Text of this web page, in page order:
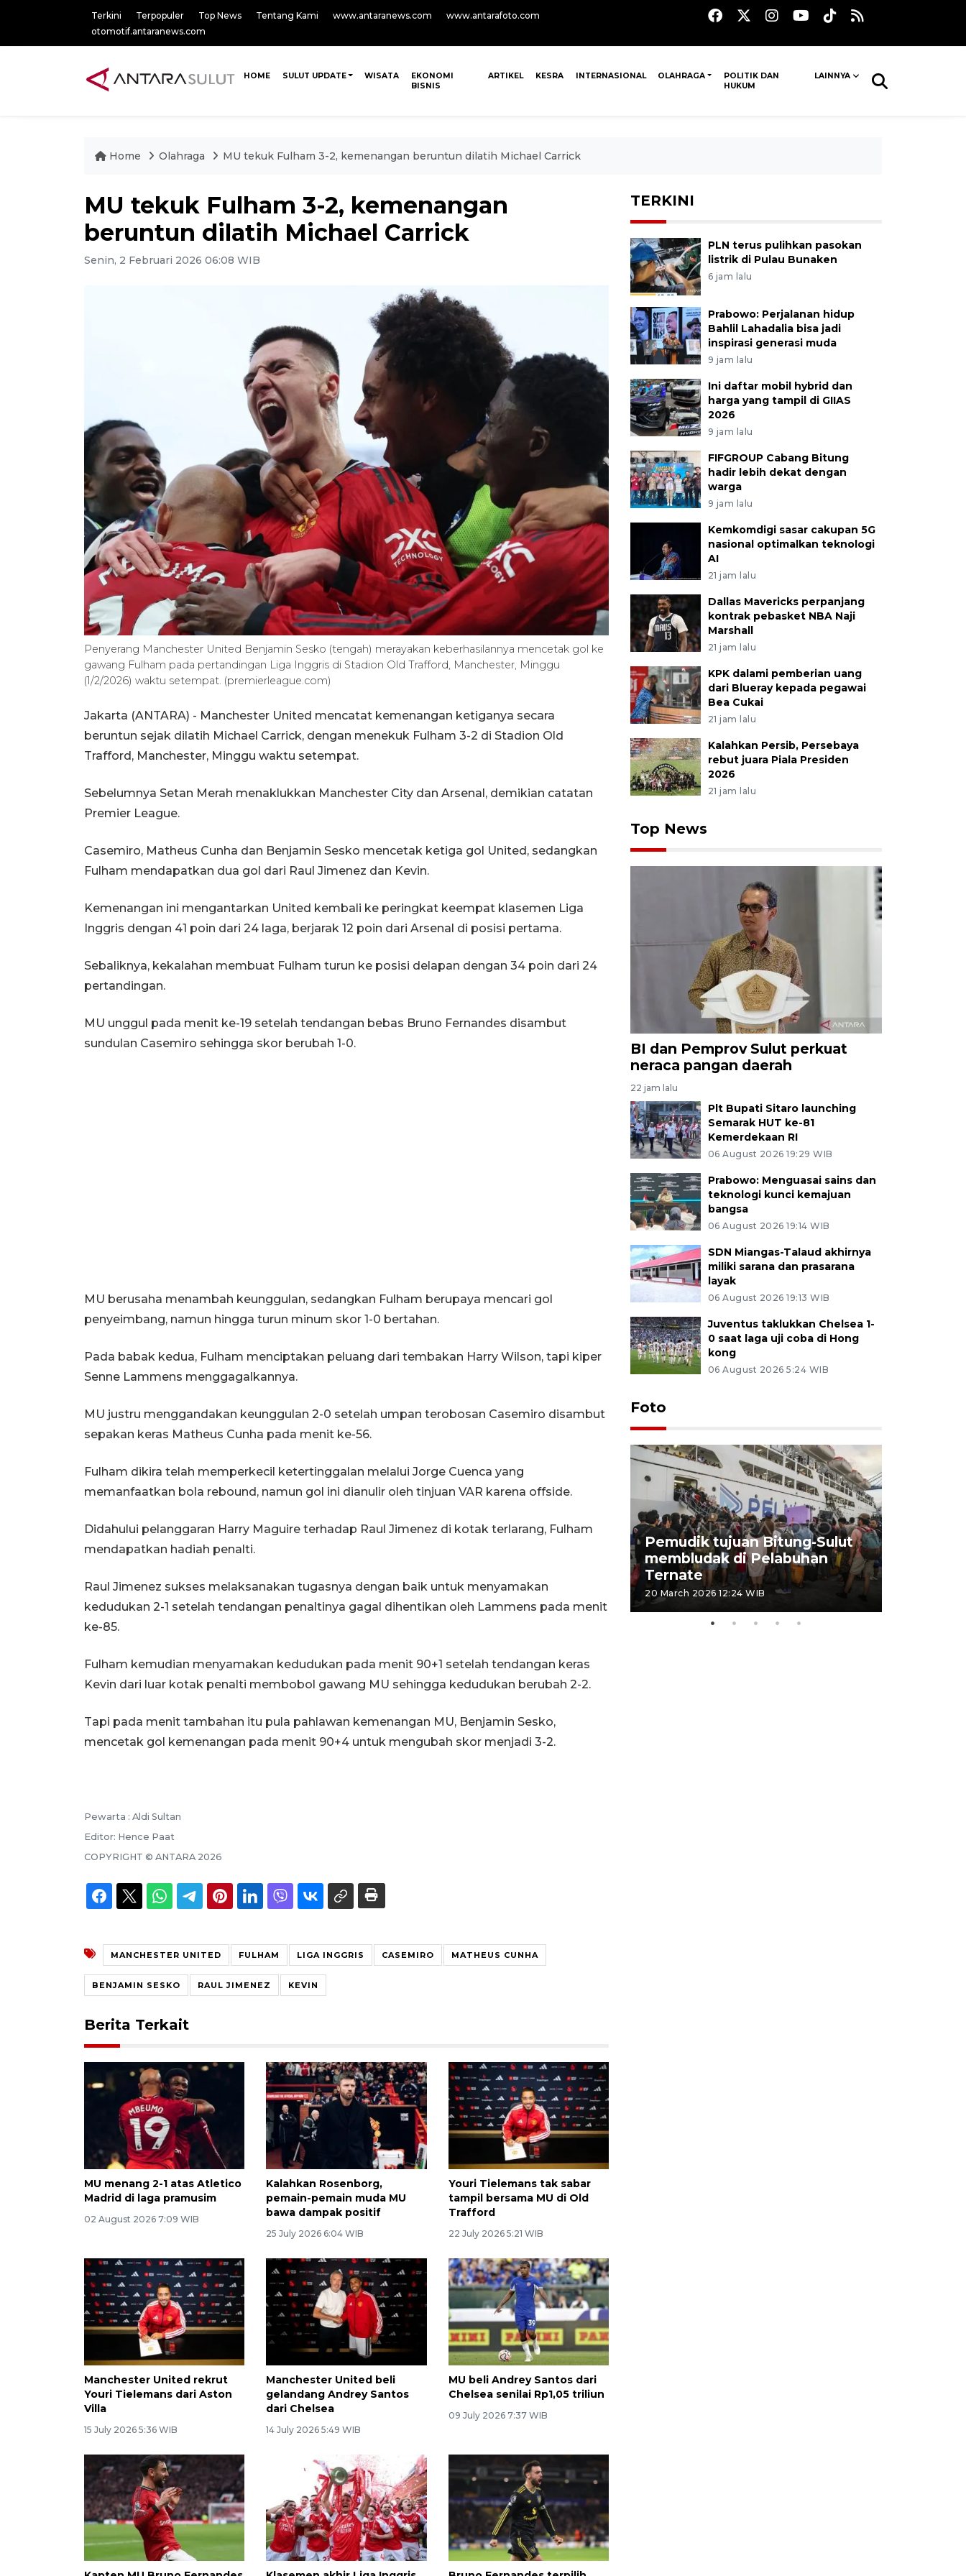
Terkini Terpopuler Top News Tentang Kami www.antaranews.com
www.antarafoto.com
otomotif.antaranews.com
HOME SULUT UPDATE WISATA
EKONOMI
BISNIS
ARTIKEL KESRA INTERNASIONAL OLAHRAGA
POLITIK DAN
HUKUM
LAINNYA
Home Olahraga MU tekuk Fulham 3-2, kemenangan beruntun dilatih Michael Carrick
MU tekuk Fulham 3-2, kemenangan
beruntun dilatih Michael Carrick
Senin, 2 Februari 2026 06:08 WIB
Penyerang Manchester United Benjamin Sesko (tengah) merayakan keberhasilannya mencetak gol ke
gawang Fulham pada pertandingan Liga Inggris di Stadion Old Trafford, Manchester, Minggu
(1/2/2026) waktu setempat. (premierleague.com)
Jakarta (ANTARA) - Manchester United mencatat kemenangan ketiganya secara
beruntun sejak dilatih Michael Carrick, dengan menekuk Fulham 3-2 di Stadion Old
Trafford, Manchester, Minggu waktu setempat.
Sebelumnya Setan Merah menaklukkan Manchester City dan Arsenal, demikian catatan
Premier League.
Casemiro, Matheus Cunha dan Benjamin Sesko mencetak ketiga gol United, sedangkan
Fulham mendapatkan dua gol dari Raul Jimenez dan Kevin.
Kemenangan ini mengantarkan United kembali ke peringkat keempat klasemen Liga
Inggris dengan 41 poin dari 24 laga, berjarak 12 poin dari Arsenal di posisi pertama.
Sebaliknya, kekalahan membuat Fulham turun ke posisi delapan dengan 34 poin dari 24
pertandingan.
MU unggul pada menit ke-19 setelah tendangan bebas Bruno Fernandes disambut
sundulan Casemiro sehingga skor berubah 1-0.
MU berusaha menambah keunggulan, sedangkan Fulham berupaya mencari gol
penyeimbang, namun hingga turun minum skor 1-0 bertahan.
Pada babak kedua, Fulham menciptakan peluang dari tembakan Harry Wilson, tapi kiper
Senne Lammens menggagalkannya.
MU justru menggandakan keunggulan 2-0 setelah umpan terobosan Casemiro disambut
sepakan keras Matheus Cunha pada menit ke-56.
Fulham dikira telah memperkecil ketertinggalan melalui Jorge Cuenca yang
memanfaatkan bola rebound, namun gol ini dianulir oleh tinjuan VAR karena offside.
Didahului pelanggaran Harry Maguire terhadap Raul Jimenez di kotak terlarang, Fulham
mendapatkan hadiah penalti.
Raul Jimenez sukses melaksanakan tugasnya dengan baik untuk menyamakan
kedudukan 2-1 setelah tendangan penaltinya gagal dihentikan oleh Lammens pada menit
ke-85.
Fulham kemudian menyamakan kedudukan pada menit 90+1 setelah tendangan keras
Kevin dari luar kotak penalti membobol gawang MU sehingga kedudukan berubah 2-2.
Tapi pada menit tambahan itu pula pahlawan kemenangan MU, Benjamin Sesko,
mencetak gol kemenangan pada menit 90+4 untuk mengubah skor menjadi 3-2.
Pewarta : Aldi Sultan
Editor: Hence Paat
COPYRIGHT © ANTARA 2026
MANCHESTER UNITED FULHAM LIGA INGGRIS CASEMIRO MATHEUS CUNHA
BENJAMIN SESKO RAUL JIMENEZ KEVIN
Berita Terkait
MU menang 2-1 atas Atletico
Madrid di laga pramusim
02 August 2026 7:09 WIB
Kalahkan Rosenborg,
pemain-pemain muda MU
bawa dampak positif
25 July 2026 6:04 WIB
Youri Tielemans tak sabar
tampil bersama MU di Old
Trafford
22 July 2026 5:21 WIB
Manchester United rekrut
Youri Tielemans dari Aston
Villa
15 July 2026 5:36 WIB
Manchester United beli
gelandang Andrey Santos
dari Chelsea
14 July 2026 5:49 WIB
MU beli Andrey Santos dari
Chelsea senilai Rp1,05 triliun
09 July 2026 7:37 WIB
TERKINI
PLN terus pulihkan pasokan
listrik di Pulau Bunaken
6 jam lalu
Prabowo: Perjalanan hidup
Bahlil Lahadalia bisa jadi
inspirasi generasi muda
9 jam lalu
Ini daftar mobil hybrid dan
harga yang tampil di GIIAS
2026
9 jam lalu
FIFGROUP Cabang Bitung
hadir lebih dekat dengan
warga
9 jam lalu
Kemkomdigi sasar cakupan 5G
nasional optimalkan teknologi
AI
21 jam lalu
Dallas Mavericks perpanjang
kontrak pebasket NBA Naji
Marshall
21 jam lalu
KPK dalami pemberian uang
dari Blueray kepada pegawai
Bea Cukai
21 jam lalu
Kalahkan Persib, Persebaya
rebut juara Piala Presiden
2026
21 jam lalu
Top News
BI dan Pemprov Sulut perkuat
neraca pangan daerah
22 jam lalu
Plt Bupati Sitaro launching
Semarak HUT ke-81
Kemerdekaan RI
06 August 2026 19:29 WIB
Prabowo: Menguasai sains dan
teknologi kunci kemajuan
bangsa
06 August 2026 19:14 WIB
SDN Miangas-Talaud akhirnya
miliki sarana dan prasarana
layak
06 August 2026 19:13 WIB
Juventus taklukkan Chelsea 1-
0 saat laga uji coba di Hong
kong
06 August 2026 5:24 WIB
Foto
23 September 2025 18:08 WIB
Pemudik tujuan Bitung-Sulut
membludak di Pelabuhan
Ternate
20 March 2026 12:24 WIB